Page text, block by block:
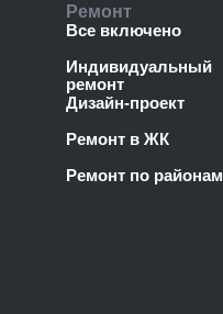
Ремонт
Все включено
Индивидуальный
ремонт
Дизайн-проект
Ремонт в ЖК
Ремонт по районам